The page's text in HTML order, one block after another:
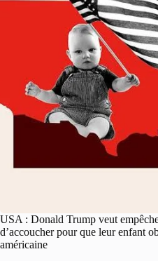
USA : Donald Trump veut
d’accoucher pour que leur enfant
américaine